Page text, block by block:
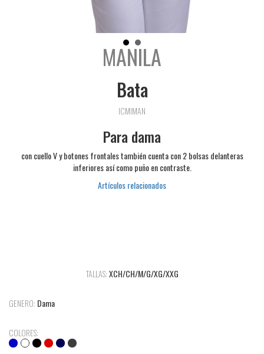
MANILA
Bata
ICMIMAN
Para dama
con cuello V y botones frontales también cuenta con 2 bolsas delanteras
inferiores así como puño en contraste.
Artículos relacionados
TALLAS:XCH/CH/M/G/XG/XXG
GENERO: Dama
COLORES: